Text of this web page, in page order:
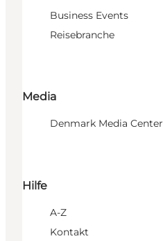
Business Events
Reisebranche
Media
Denmark Media Center
Hilfe
A-Z
Kontakt